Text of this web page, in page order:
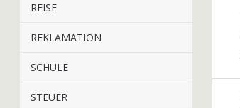
REISE
REKLAMATION
SCHULE
STEUER